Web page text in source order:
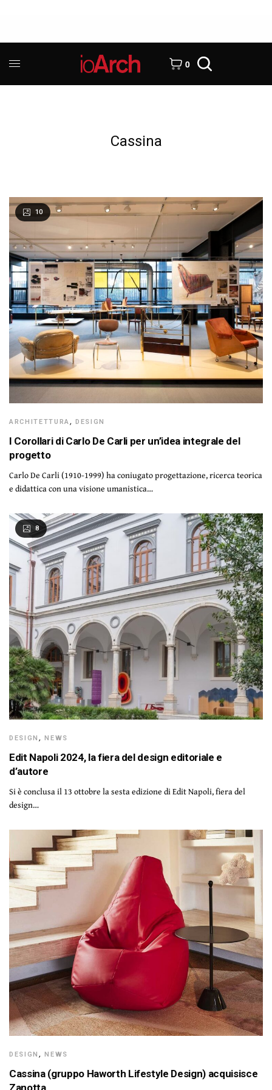
0
Cassina
10
ARCHITETTURA,DESIGN
I Corollari di Carlo De Carli per un’idea integrale del
progetto
Carlo De Carli (1910-1999) ha coniugato progettazione, ricerca teorica
e didattica con una visione umanistica…
8
DESIGN ,NEWS
Edit Napoli 2024, la fiera del design editoriale e
d’autore
Si è conclusa il 13 ottobre la sesta edizione di Edit Napoli, fiera del
design…
DESIGN ,NEWS
Cassina (gruppo Haworth Lifestyle Design) acquisisce
Zanotta